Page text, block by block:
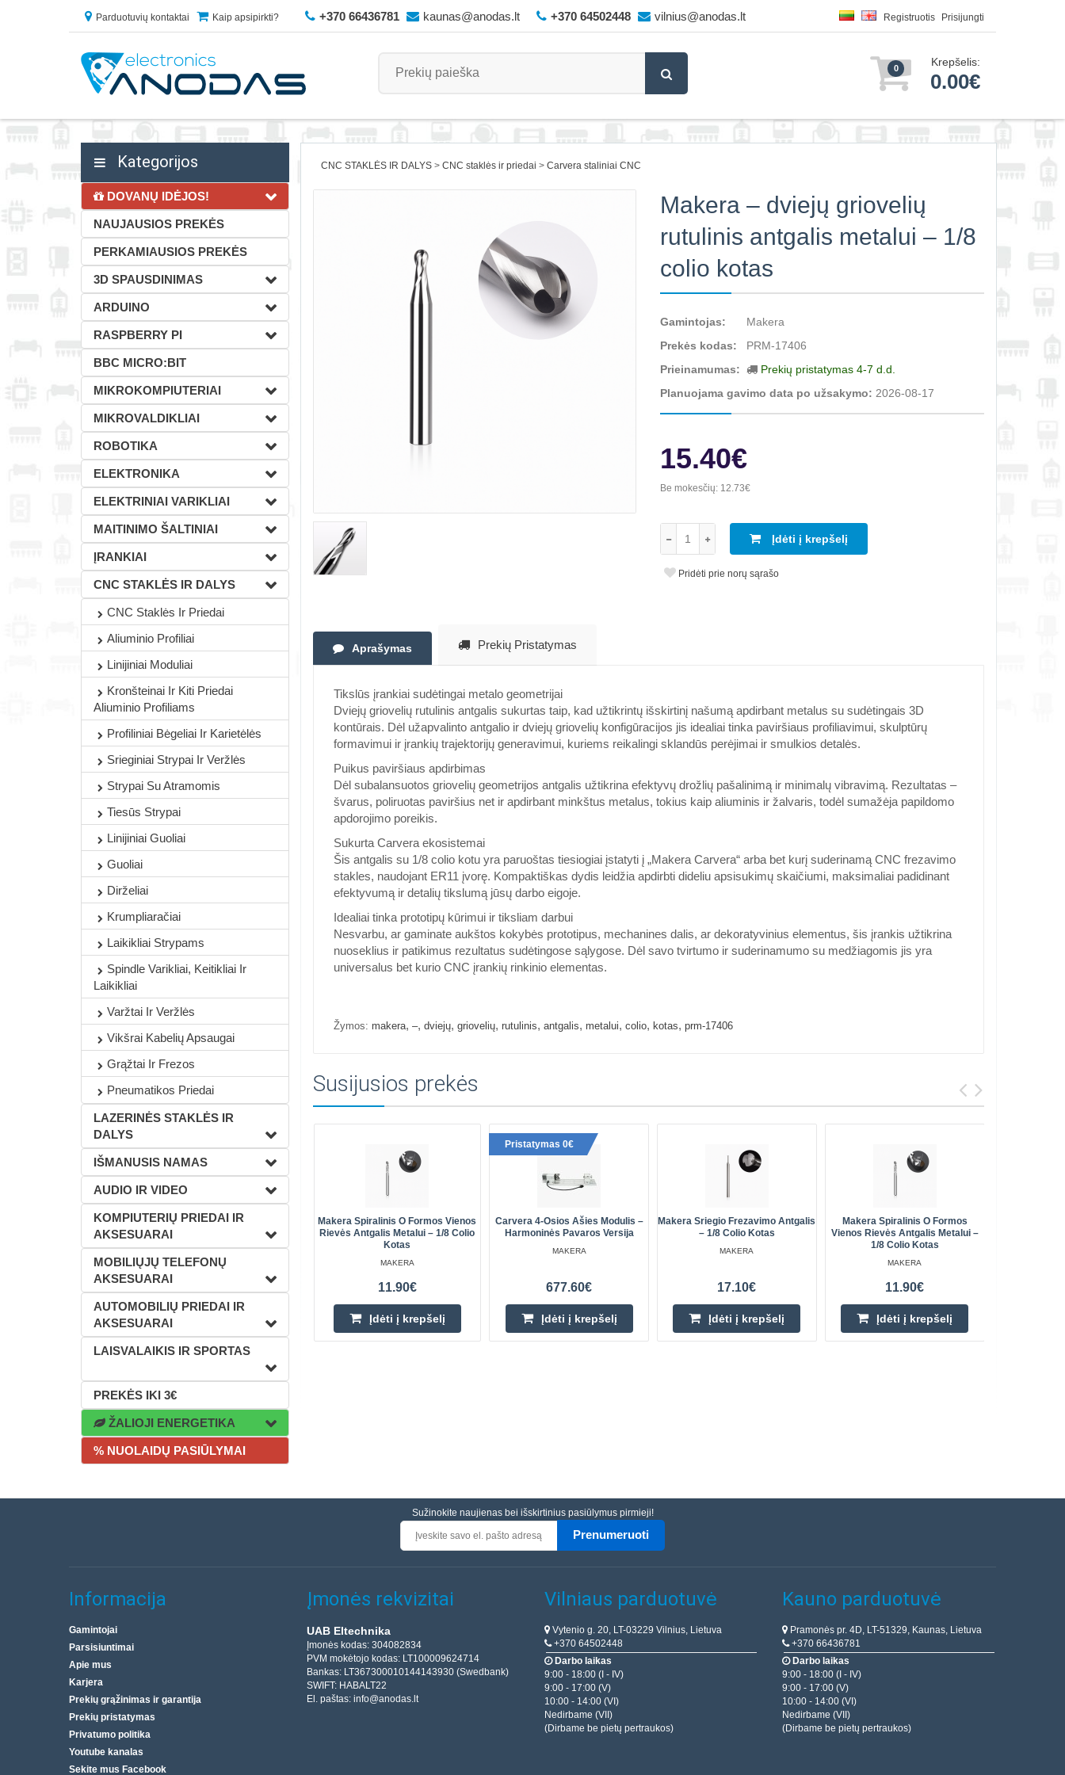
Parduotuvių kontaktai Kaip apsipirkti? +370 66436781 kaunas@anodas.lt +370 64502448 vilnius@anodas.lt Registruotis Prisijungti
0 Krepšelis:
0.00€
Kategorijos
DOVANŲ IDĖJOS!
NAUJAUSIOS PREKĖS
PERKAMIAUSIOS PREKĖS
3D SPAUSDINIMAS
ARDUINO
RASPBERRY PI
BBC MICRO:BIT
MIKROKOMPIUTERIAI
MIKROVALDIKLIAI
ROBOTIKA
ELEKTRONIKA
ELEKTRINIAI VARIKLIAI
MAITINIMO ŠALTINIAI
ĮRANKIAI
CNC STAKLĖS IR DALYS
CNC Staklės Ir Priedai
Aliuminio Profiliai
Linijiniai Moduliai
Kronšteinai Ir Kiti Priedai
Aliuminio Profiliams
Profiliniai Bėgeliai Ir Karietėlės
Srieginiai Strypai Ir Veržlės
Strypai Su Atramomis
Tiesūs Strypai
Linijiniai Guoliai
Guoliai
Dirželiai
Krumpliaračiai
Laikikliai Strypams
Spindle Varikliai, Keitikliai Ir
Laikikliai
Varžtai Ir Veržlės
Vikšrai Kabelių Apsaugai
Grąžtai Ir Frezos
Pneumatikos Priedai
LAZERINĖS STAKLĖS IR
DALYS
IŠMANUSIS NAMAS
AUDIO IR VIDEO
KOMPIUTERIŲ PRIEDAI IR
AKSESUARAI
MOBILIŲJŲ TELEFONŲ
AKSESUARAI
AUTOMOBILIŲ PRIEDAI IR
AKSESUARAI
LAISVALAIKIS IR SPORTAS
PREKĖS IKI 3€
ŽALIOJI ENERGETIKA
% NUOLAIDŲ PASIŪLYMAI
CNC STAKLĖS IR DALYS CNC staklės ir priedai Carvera staliniai CNC
Makera – dviejų griovelių
rutulinis antgalis metalui – 1/8
colio kotas
Gamintojas:
Makera
Prekės kodas:
PRM-17406
Prieinamumas:
Prekių pristatymas 4-7 d.d.
Planuojama gavimo data po užsakymo: 2026-08-17
15.40€
Be mokesčių: 12.73€
Įdėti į krepšelį
Pridėti prie norų sąrašo
Aprašymas Prekių Pristatymas
Tikslūs įrankiai sudėtingai metalo geometrijai
Dviejų griovelių rutulinis antgalis sukurtas taip, kad užtikrintų išskirtinį našumą apdirbant metalus su sudėtingais 3D
kontūrais. Dėl užapvalinto antgalio ir dviejų griovelių konfigūracijos jis idealiai tinka paviršiaus profiliavimui, skulptūrų
formavimui ir įrankių trajektorijų generavimui, kuriems reikalingi sklandūs perėjimai ir smulkios detalės.
Puikus paviršiaus apdirbimas
Dėl subalansuotos griovelių geometrijos antgalis užtikrina efektyvų drožlių pašalinimą ir minimalų vibravimą. Rezultatas –
švarus, poliruotas paviršius net ir apdirbant minkštus metalus, tokius kaip aliuminis ir žalvaris, todėl sumažėja papildomo
apdorojimo poreikis.
Sukurta Carvera ekosistemai
Šis antgalis su 1/8 colio kotu yra paruoštas tiesiogiai įstatyti į „Makera Carvera“ arba bet kurį suderinamą CNC frezavimo
stakles, naudojant ER11 įvorę. Kompaktiškas dydis leidžia apdirbti dideliu apsisukimų skaičiumi, maksimaliai padidinant
efektyvumą ir detalių tikslumą jūsų darbo eigoje.
Idealiai tinka prototipų kūrimui ir tiksliam darbui
Nesvarbu, ar gaminate aukštos kokybės prototipus, mechanines dalis, ar dekoratyvinius elementus, šis įrankis užtikrina
nuoseklius ir patikimus rezultatus sudėtingose sąlygose. Dėl savo tvirtumo ir suderinamumo su medžiagomis jis yra
universalus bet kurio CNC įrankių rinkinio elementas.
Žymos: makera, –, dviejų, griovelių, rutulinis, antgalis, metalui, colio, kotas, prm-17406
Susijusios prekės
Makera Spiralinis O Formos Vienos
Rievės Antgalis Metalui – 1/8 Colio
Kotas
MAKERA
11.90€
Įdėti į krepšelį
Pristatymas 0€
Carvera 4-Osios Ašies Modulis –
Harmoninės Pavaros Versija
MAKERA
677.60€
Įdėti į krepšelį
Makera Sriegio Frezavimo Antgalis
– 1/8 Colio Kotas
MAKERA
17.10€
Įdėti į krepšelį
Makera Spiralinis O Formos
Vienos Rievės Antgalis Metalui –
1/8 Colio Kotas
MAKERA
11.90€
Įdėti į krepšelį
Sužinokite naujienas bei išskirtinius pasiūlymus pirmieji!
Prenumeruoti
Informacija
Gamintojai
Parsisiuntimai
Apie mus
Karjera
Prekių grąžinimas ir garantija
Prekių pristatymas
Privatumo politika
Youtube kanalas
Sekite mus Facebook
Įmonės rekvizitai
UAB Eltechnika
Įmonės kodas: 304082834
PVM mokėtojo kodas: LT100009624714
Bankas: LT367300010144143930 (Swedbank)
SWIFT: HABALT22
El. paštas: info@anodas.lt
Vilniaus parduotuvė
Vytenio g. 20, LT-03229 Vilnius, Lietuva
+370 64502448
Darbo laikas
9:00 - 18:00 (I - IV)
9:00 - 17:00 (V)
10:00 - 14:00 (VI)
Nedirbame (VII)
(Dirbame be pietų pertraukos)
Kauno parduotuvė
Pramonės pr. 4D, LT-51329, Kaunas, Lietuva
+370 66436781
Darbo laikas
9:00 - 18:00 (I - IV)
9:00 - 17:00 (V)
10:00 - 14:00 (VI)
Nedirbame (VII)
(Dirbame be pietų pertraukos)